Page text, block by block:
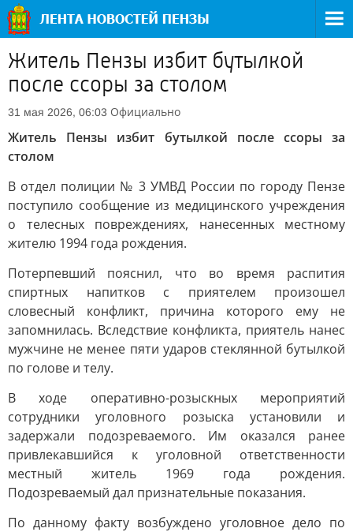
Житель Пензы избит бутылкой
после ссоры за столом
31 мая 2026, 06:03 Официально
Житель Пензы избит бутылкой после ссоры за
столом
В отдел полиции № 3 УМВД России по городу Пензе
поступило сообщение из медицинского учреждения
о телесных повреждениях, нанесенных местному
жителю 1994 года рождения.
Потерпевший пояснил, что во время распития
спиртных напитков с приятелем произошел
словесный конфликт, причина которого ему не
запомнилась. Вследствие конфликта, приятель нанес
мужчине не менее пяти ударов стеклянной бутылкой
по голове и телу.
В ходе оперативно-розыскных мероприятий
сотрудники уголовного розыска установили и
задержали подозреваемого. Им оказался ранее
привлекавшийся к уголовной ответственности
местный житель 1969 года рождения.
Подозреваемый дал признательные показания.
По данному факту возбуждено уголовное дело по